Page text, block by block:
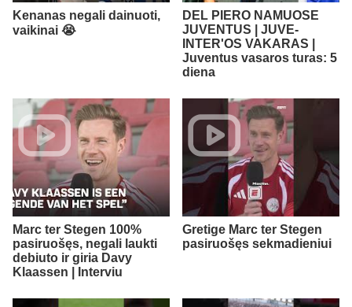
Kenanas negali dainuoti,
vaikinai 😭​
DEL PIERO NAMUOSE
JUVENTUS | JUVE-
INTER'OS VAKARAS |
Juventus vasaros turas: 5
diena
Marc ter Stegen 100%
pasiruošęs, negali laukti
debiuto ir giria Davy
Klaassen | Interviu
Gretige Marc ter Stegen
pasiruošęs sekmadieniui